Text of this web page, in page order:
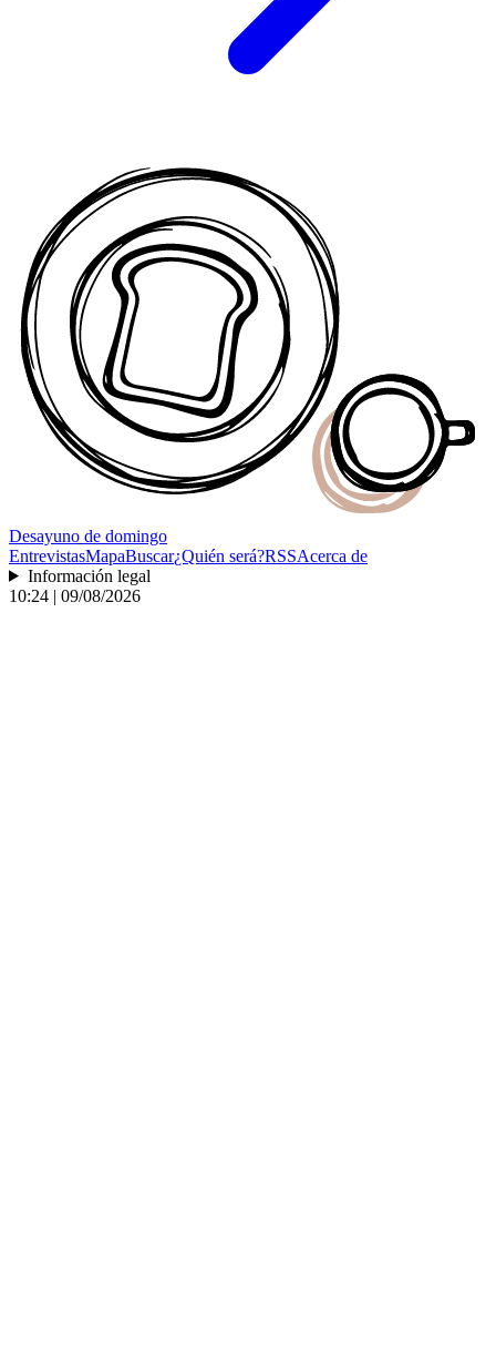
Desayuno de domingo
EntrevistasMapaBuscar¿Quién será?RSSAcerca de
Información legal
10:24 | 09/08/2026